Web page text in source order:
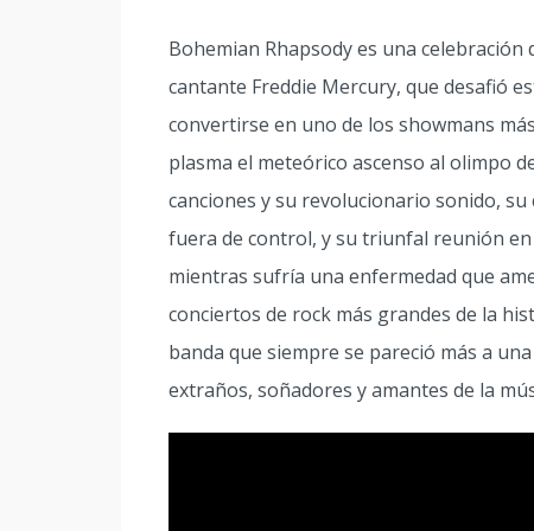
Bohemian Rhapsody es una
cantante Freddie Mercury, que desafió
convertirse en uno de los showmans
plasma el meteórico ascenso al olimpo
canciones y su revolucionario sonido,
fuera de control, y su triunfal reunión
mientras sufría una enfermedad que
conciertos de rock más grandes de la
banda que siempre se pareció más a
extraños, soñadores y amantes de la